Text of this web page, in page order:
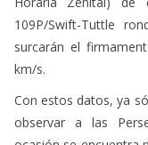
109P/Swift-Tuttle
surcarán el
observar a las
ocasión se encuentra